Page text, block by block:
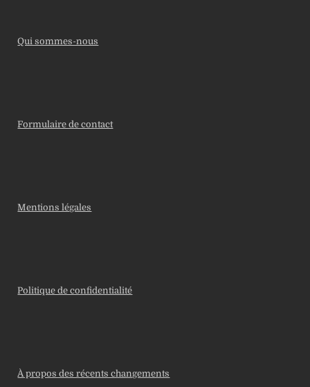
Qui sommes-nous
Formulaire de contact
Mentions légales
Politique de confidentialité
À propos des récents changements